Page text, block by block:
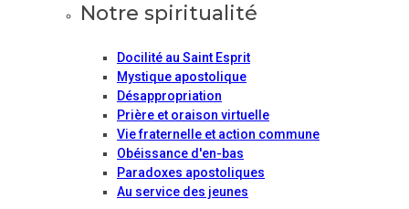
Notre spiritualité
Docilité au Saint Esprit
Mystique apostolique
Désappropriation
Prière et oraison virtuelle
Vie fraternelle et action commune
Obéissance d'en-bas
Paradoxes apostoliques
Au service des jeunes